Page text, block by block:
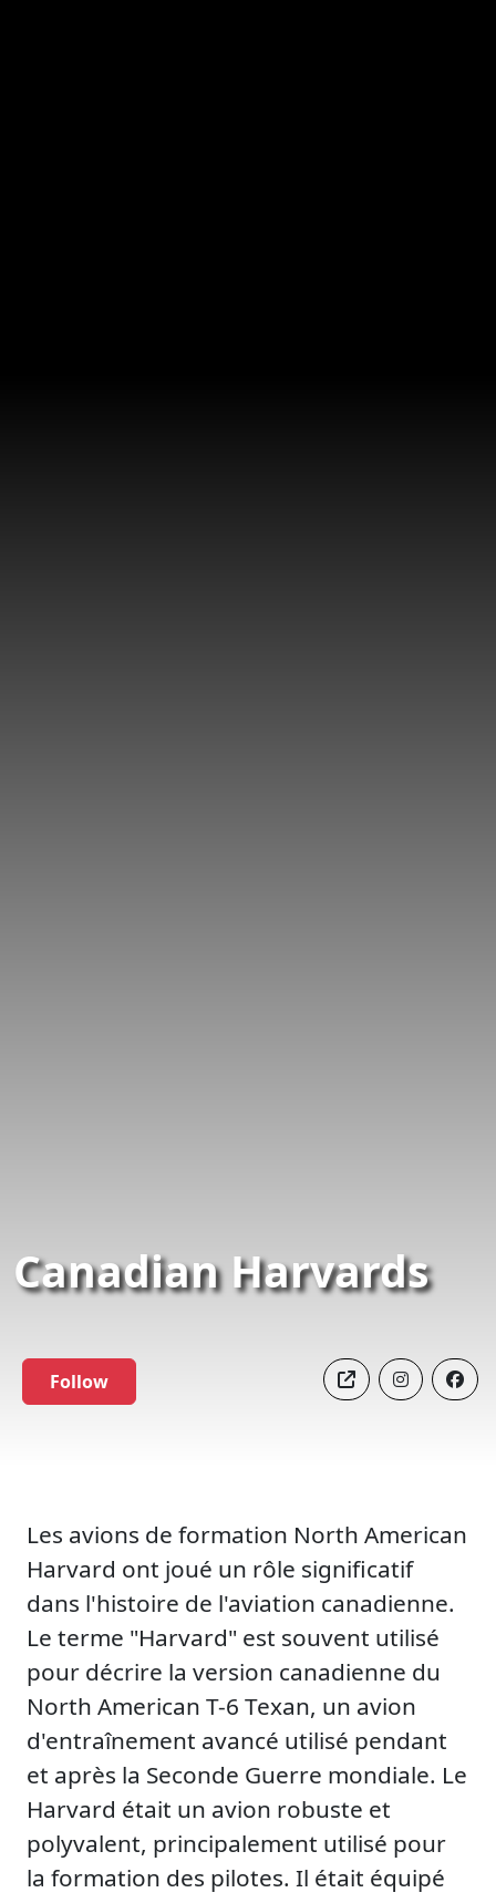
Canadian Harvards
Follow
Les avions de formation North American
Harvard ont joué un rôle significatif
dans l'histoire de l'aviation canadienne.
Le terme "Harvard" est souvent utilisé
pour décrire la version canadienne du
North American T-6 Texan, un avion
d'entraînement avancé utilisé pendant
et après la Seconde Guerre mondiale. Le
Harvard était un avion robuste et
polyvalent, principalement utilisé pour
la formation des pilotes. Il était équipé